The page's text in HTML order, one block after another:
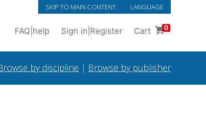
SKIP TO MAIN CONTENT LANGUAGE
FAQ help Sign in Register Cart 0
by discipline | Browse by publisher